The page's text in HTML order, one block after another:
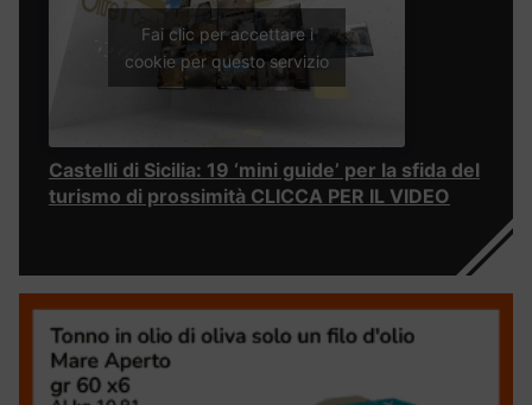
Fai clic per accettare i
cookie per questo servizio
Castelli di Sicilia: 19 ‘mini guide’ per la sfida del
turismo di prossimità CLICCA PER IL VIDEO